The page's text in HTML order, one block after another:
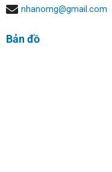
nhanomg@gmail.com
Bản đồ